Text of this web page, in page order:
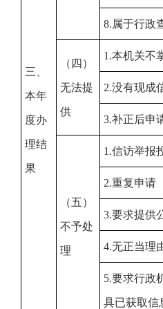
三、
本年
度办
理结
果
8.属于行政
（四）
无法提
供
1.本机关不
2.没有现成
3.补正后申
（五）
不予处
理
1.信访举报
2.重复申请
3.要求提供
4.无正当理
5.要求行政
具已获取信